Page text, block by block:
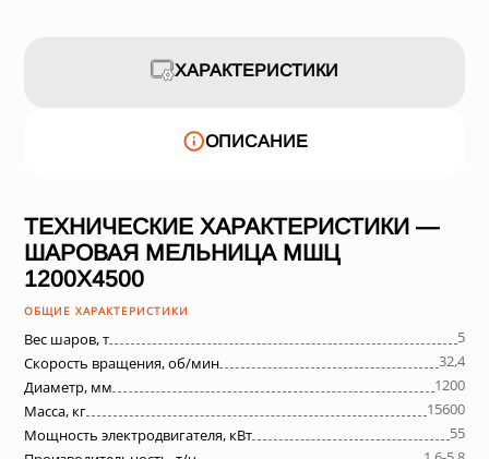
ХАРАКТЕРИСТИКИ
ОПИСАНИЕ
ТЕХНИЧЕСКИЕ ХАРАКТЕРИСТИКИ —
ШАРОВАЯ МЕЛЬНИЦА МШЦ
1200Х4500
ОБЩИЕ ХАРАКТЕРИСТИКИ
Вес шаров, т
5
Скорость вращения, об/мин
32,4
Диаметр, мм
1200
Масса, кг
15600
Мощность электродвигателя, кВт
55